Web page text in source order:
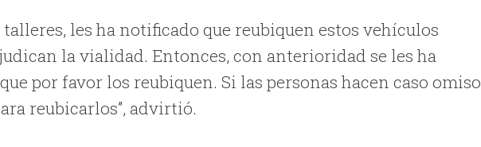
talleres, les ha notificado que reubiquen estos vehículos
la vialidad. Entonces, con anterioridad se les ha
por favor los reubiquen. Si las personas hacen caso omiso
reubicarlos”, advirtió.